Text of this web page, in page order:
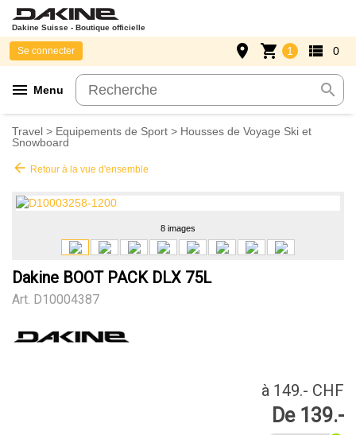
Dakine Suisse - Boutique officielle
menu Menu search
Se connecter place shopping_cart 1 view_list 0
Travel > Equipements de Sport > Housses de Voyage Ski et
Snowboard
arrow_back Retour à la vue d'ensemble
8 images
Dakine BOOT PACK DLX 75L
Art. D10004387
à 149.- CHF
De 139.-